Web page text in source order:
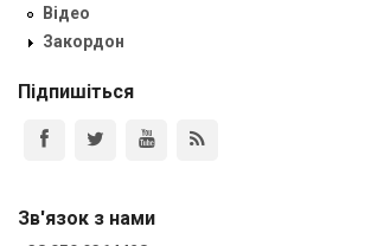
Відео
Закордон
Підпишіться
Зв'язок з нами